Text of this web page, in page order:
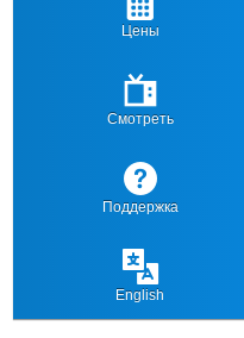
Цены
Смотреть
Поддержка
English